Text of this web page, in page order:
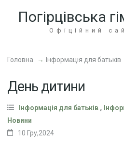
Enter)
Погірцівська
Офіційний
Головна → Інформація для батьків
День дитини
Інформація для батьків ,
Новини
10 Гру,2024